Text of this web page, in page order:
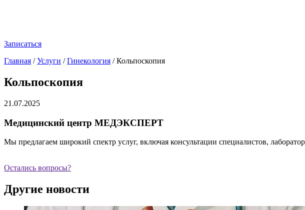
Записаться
Главная /Услуги /Гинекология /Кольпоскопия
Кольпоскопия
21.07.2025
Медицинский центр МЕДЭКСПЕРТ
Мы предлагаем широкий спектр услуг, включая консультации специалистов,
Остались вопросы?
Другие новости